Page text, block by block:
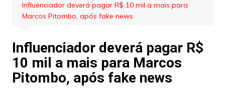
Influenciador deverá pagar R$ 10 mil a mais para
Marcos Pitombo, após fake news
Influenciador deverá pagar R$
10 mil a mais para Marcos
Pitombo, após fake news